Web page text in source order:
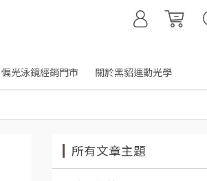
偏光泳鏡經銷門市 關於黑貂運動光學
所有文章主題